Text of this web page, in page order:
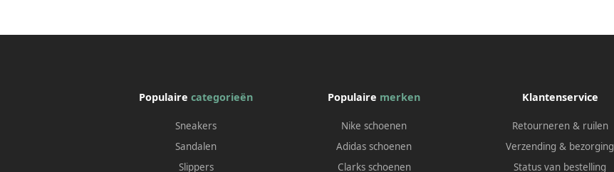
Populairecategorieën
Sneakers
Sandalen
Slippers
Populaire merken
Nike schoenen
Adidas schoenen
Clarks schoenen
Klantenservice
Retourneren & ruilen
Verzending & bezorging
Status van bestelling